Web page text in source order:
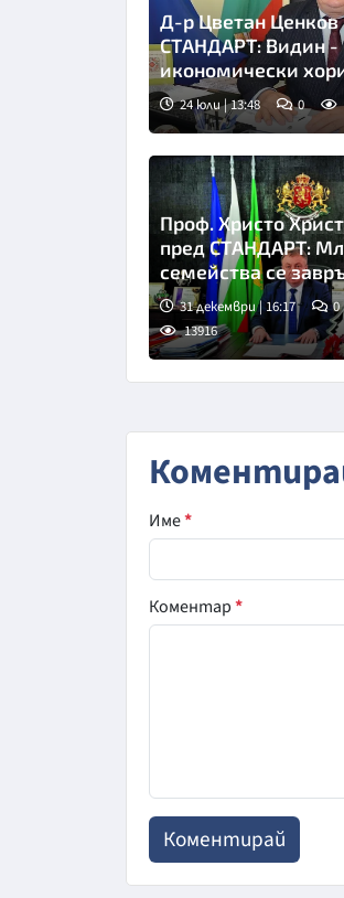
Д-р Цветан Ценков
СТАНДАРТ: Видин -
икономически
на България
24 юли | 13:48 0
Проф. Христо
пред СТАНДАРТ:
семейства се
Шумен
31 декември | 16:17
0
13916
Име*
Коментар*